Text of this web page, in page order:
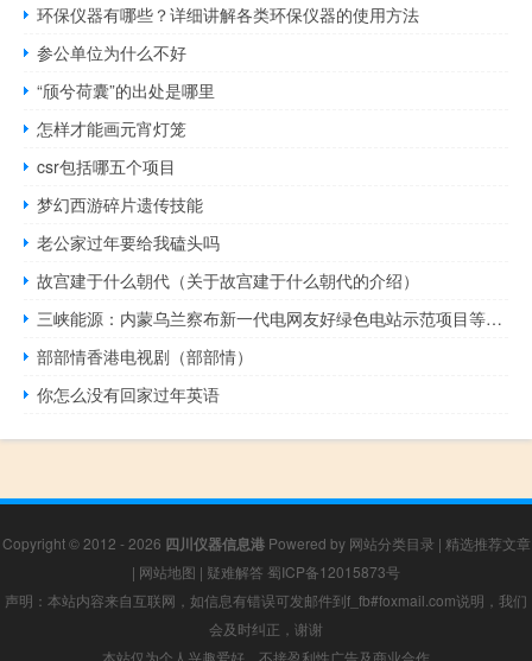
环保仪器有哪些？详细讲解各类环保仪器的使用方法
参公单位为什么不好
“颀兮荷囊”的出处是哪里
怎样才能画元宵灯笼
csr包括哪五个项目
梦幻西游碎片遗传技能
老公家过年要给我磕头吗
故宫建于什么朝代（关于故宫建于什么朝代的介绍）
三峡能源：内蒙乌兰察布新一代电网友好绿色电站示范项目等年底前具备全容量并网条件
部部情香港电视剧（部部情）
你怎么没有回家过年英语
Copyright © 2012 - 2026 四川仪器信息港Powered by 网站分类目录 | 精选推荐文章
| 网站地图 | 疑难解答 蜀ICP备12015873号
声明：本站内容来自互联网，如信息有错误可发邮件到f_fb#foxmail.com说明，我们
会及时纠正，谢谢
本站仅为个人兴趣爱好，不接盈利性广告及商业合作